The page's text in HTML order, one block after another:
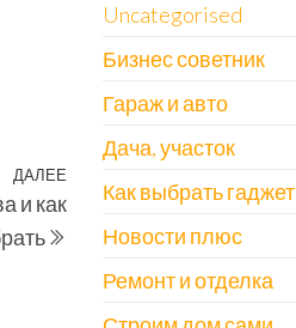
Следующая
запись
ДАЛЕЕ
и как
Uncategorised
Бизнес советник
Гараж и авто
Дача, участок
Как выбрать гаджет
Новости плюс
Ремонт и отделка